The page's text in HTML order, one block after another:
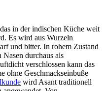
in der indischen Küche weit
Es wird aus Wurzeln
und bitter. In rohem Zustand
durchaus als
verschlossen kann das
ohne Geschmackseinbuße
wird Asant traditionell